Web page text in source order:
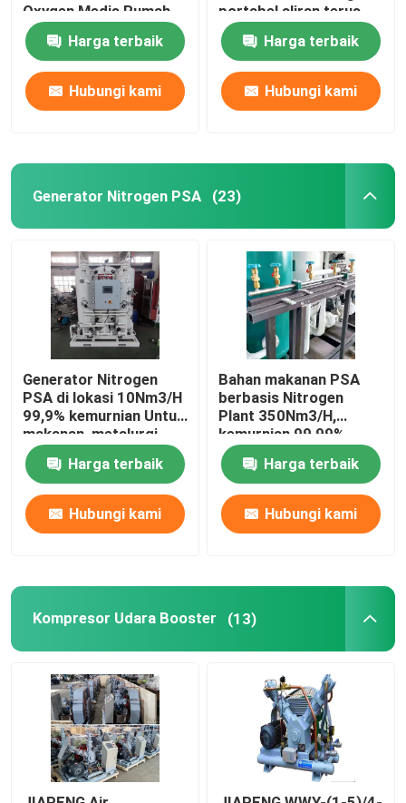
Produk
Tentang kita
Wisata pabrik
Kontrol kualitas
Hubungi kami
Quote request suatu
Generator Gas PSA
Generator Oksigen PSA
Generator Nitrogen PSA
Kompresor Udara Booster
Oxygen Medis Rumah
Sakit
Harga terbaik
Hubungi kami
portabel aliran terus
menerus
Harga terbaik
Hubungi kami
Generator Nitrogen PSA (23)
Generator Nitrogen
PSA di lokasi 10Nm3/H
99,9% kemurnian Untuk
makanan, metalurgi,
kimia
Harga terbaik
Hubungi kami
Bahan makanan PSA
berbasis Nitrogen
Plant 350Nm3/H,
kemurnian 99,99%
Harga terbaik
Hubungi kami
Kompresor Udara Booster (13)